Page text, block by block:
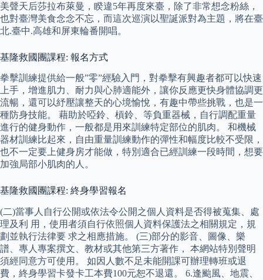
美聲天后莎拉布萊曼，睽違5年再度來臺，除了非常想念粉絲，
也對臺灣美食念念不忘，而這次巡演以聖誕派對為主題，將在臺
北.臺中.高雄和屏東輪番開唱。
基隆救國團課程: 報名方式
拳擊訓練提供給一般”零”經驗入門，對拳擊有興趣者都可以快速
上手，增進肌力、耐力與心肺適能外，讓你反應更快身體協調更
流暢，還可以紓壓讓整天的心境愉悅，有趣中帶些挑戰，也是一
種防身技能。 藉助於啞鈴、槓鈴、等負重器械，自行調配重量
進行的健身動作，一般都是用來訓練特定部位的肌肉。 和機械
器材訓練比起來，自由重量訓練動作的彈性和幅度比較不受限，
也不一定要上健身房才能做，特別適合已經訓練一段時間，想要
加強局部小肌肉的人。
基隆救國團課程: 終身學習報名
(二)當事人自行公開或依法令公開之個人資料是否得被蒐集、處
理及利 用，使用者須自行依照個人資料保護法之相關規定，規
劃並執行法律要 求之相應措施。 (三)部分的影音、圖像、樂
譜、專人專案撰文、教材或其他第三方著作， 本網站特別聲明
須經同意方可使用。 如因人數不足未能開課可辦理轉班或退
費，終身學習卡發卡工本費100元恕不退還。 6.逢颱風、地震、